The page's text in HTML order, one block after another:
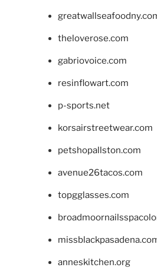
theloverose.com
gabriovoice.com
resinflowart.com
p-sports.net
korsairstreetwear.com
petshopallston.com
avenue26tacos.com
topgglasses.com
anneskitchen.org